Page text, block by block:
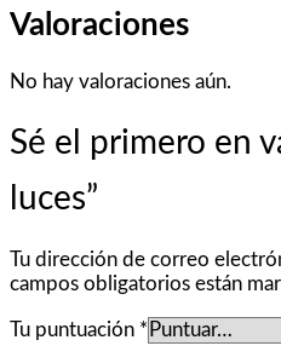
Valoraciones
No hay valoraciones aún.
Sé el primero en
luces”
Tu dirección de correo
campos obligatorios están
Tu puntuación *